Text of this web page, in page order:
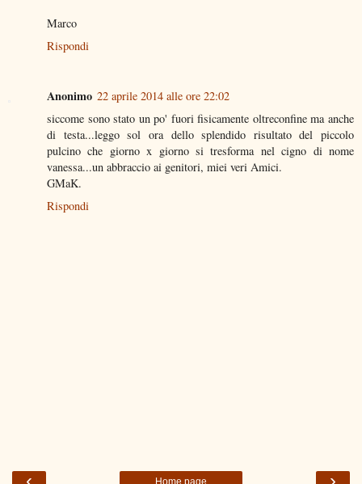
Marco
Rispondi
Anonimo 22 aprile 2014 alle ore 22:02
siccome sono stato un po' fuori fisicamente oltreconfine ma anche
di testa...leggo sol ora dello splendido risultato del piccolo
pulcino che giorno x giorno si tresforma nel cigno di nome
vanessa...un abbraccio ai genitori, miei veri Amici.
GMaK.
Rispondi
Home page